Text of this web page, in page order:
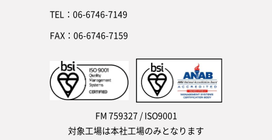
TEL：06-6746-7149
FAX：06-6746-7159
FM 759327 / ISO9001
対象工場は本社工場のみとなります